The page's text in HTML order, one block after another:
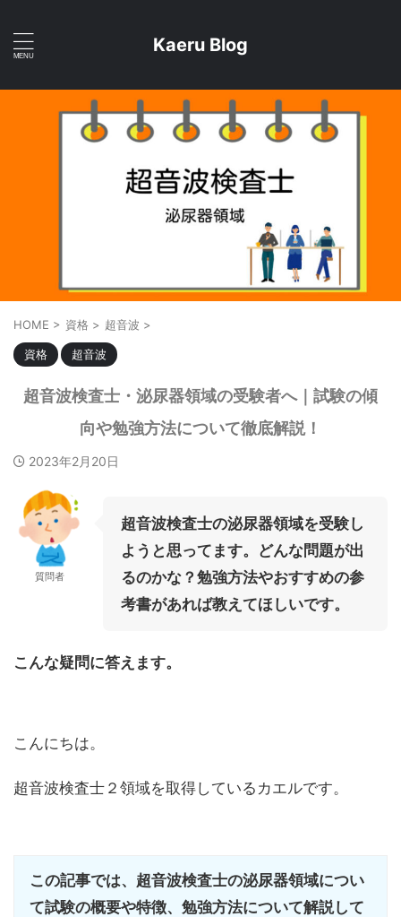
Kaeru Blog
HOME > 資格 > 超音波 >
資格 超音波
超音波検査士・泌尿器領域の受験者へ｜試験の傾
向や勉強方法について徹底解説！
2023年2月20日
質問者
超音波検査士の泌尿器領域を受験し
ようと思ってます。どんな問題が出
るのかな？勉強方法やおすすめの参
考書があれば教えてほしいです。
こんな疑問に答えます。
こんにちは。
超音波検査士２領域を取得しているカエルです。
この記事では、超音波検査士の泌尿器領域につい
て試験の概要や特徴、勉強方法について解説して